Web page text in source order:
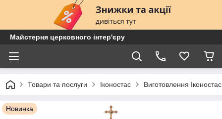
Майстерня церковного інтер'єру
Товари та послуги Іконостас Виготовлення
Новинка